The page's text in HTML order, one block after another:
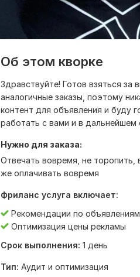
Об этом кворке
Здравствуйте! Готов взяться за
аналогичные заказы, поэтому
контент для объявления и буду
работать с вами и в
Нужно для заказа:
Отвечать вовремя, не торопить,
же оплачивать вовремя
Фриланс услуга включает:
Рекомендации по объявлениям
Оптимизация цены рекламы
Срок выполнения: 1 день
Тип: Аудит и оптимизация